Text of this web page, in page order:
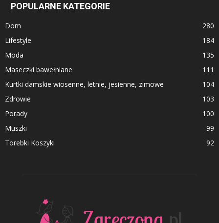
POPULARNE KATEGORIE
Dom
280
Lifestyle
184
Moda
135
Maseczki bawełniane
111
Kurtki damskie wiosenne, letnie, jesienne, zimowe
104
Zdrowie
103
Porady
100
Muszki
99
Torebki Koszyki
92